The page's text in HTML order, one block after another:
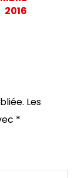
2016
Les
*